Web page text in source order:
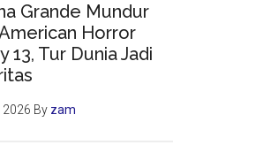
Grande Mundur
Horror
13, Tur Dunia Jadi
2026 By zam